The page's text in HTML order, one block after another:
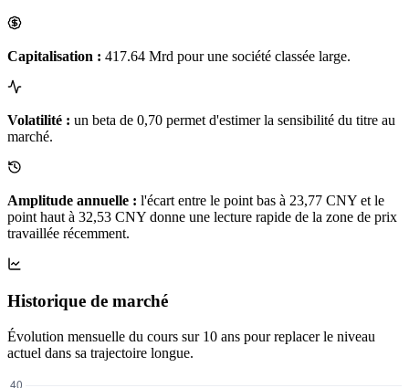
Capitalisation : 417.64 Mrd pour une société classée large.
Volatilité : un beta de 0,70 permet d'estimer la sensibilité du titre au
marché.
Amplitude annuelle : l'écart entre le point bas à 23,77 CNY et le
point haut à 32,53 CNY donne une lecture rapide de la zone de prix
travaillée récemment.
Historique de marché
Évolution mensuelle du cours sur 10 ans pour replacer le niveau
actuel dans sa trajectoire longue.